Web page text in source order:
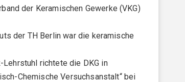
der Keramischen Gewerke (VKG)
der TH Berlin war die keramische
richtete die DKG in
Chemische Versuchsanstalt“ bei